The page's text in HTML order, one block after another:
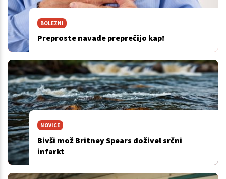
BOLEZNI
Preproste navade preprečijo kap!
NOVICE
Bivši mož Britney Spears doživel srčni
infarkt